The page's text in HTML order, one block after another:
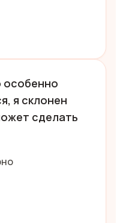
особенно
я склонен
сделать